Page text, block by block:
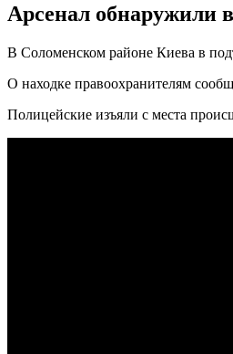
Арсенал обнаружили
В Соломенском районе Киева в
О находке правоохранителям
Полицейские изъяли с места